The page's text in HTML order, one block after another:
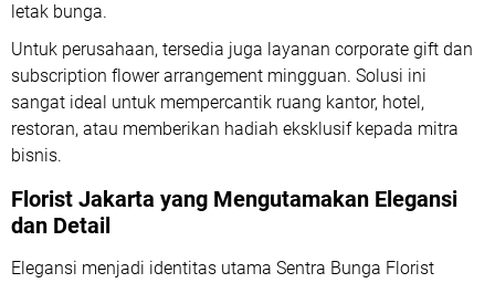
letak bunga.
Untuk perusahaan, tersedia juga layanan corporate gift dan
subscription flower arrangement mingguan. Solusi ini
sangat ideal untuk mempercantik ruang kantor, hotel,
restoran, atau memberikan hadiah eksklusif kepada mitra
bisnis.
Florist Jakarta yang Mengutamakan Elegansi
dan Detail
Elegansi menjadi identitas utama Sentra Bunga Florist